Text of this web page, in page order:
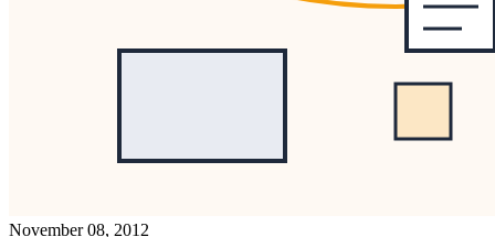
November 08, 2012